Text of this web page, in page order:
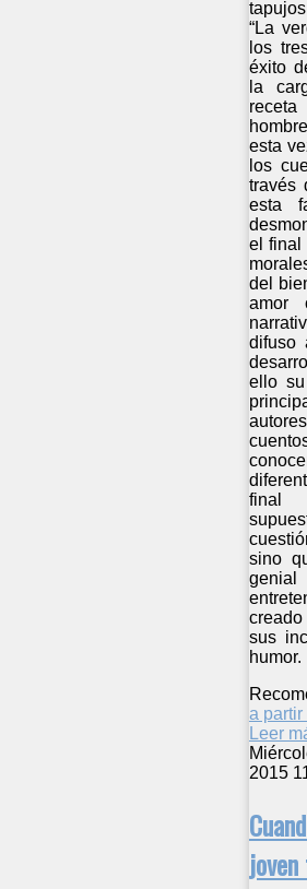
“La
los
éxito
la
esta
los
través
esta
el final
del
amor
difuso
ello su
final
sino
creado
sus
humor.
a partir
Leer
2015